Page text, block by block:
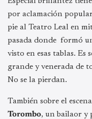
por aclamación
pie al Teatro Leal en
pasada donde formó
visto en esas tablas.
grande y venerada de
No se la pierdan.
También sobre el
Torombo, un bailaor y